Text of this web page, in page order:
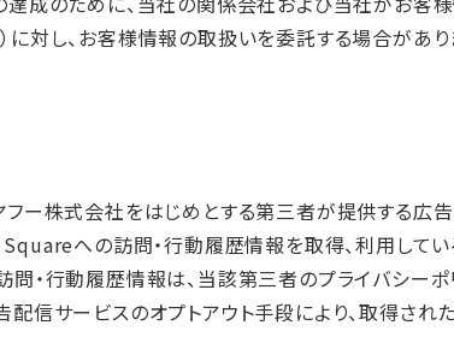
対し、お客様情報の取扱いを委託する場合があり
フー株式会社をはじめとする第三者が提供する広
への訪問・行動履歴情報を取得、利用してい
・行動履歴情報は、当該第三者のプライバシーポ
信サービスのオプトアウト手段により、取得さ